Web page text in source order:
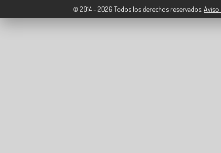
© 2014 - 2026 Todos los derechos reservados. Aviso